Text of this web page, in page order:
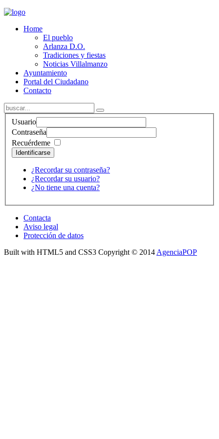
Home
El pueblo
Arlanza D.O.
Tradiciones y fiestas
Noticias Villalmanzo
Ayuntamiento
Portal del Ciudadano
Contacto
Usuario
Contraseña
Recuérdeme
Identificarse
¿Recordar su contraseña?
¿Recordar su usuario?
¿No tiene una cuenta?
Contacta
Aviso legal
Protección de datos
Built with HTML5 and CSS3 Copyright © 2014 AgenciaPOP